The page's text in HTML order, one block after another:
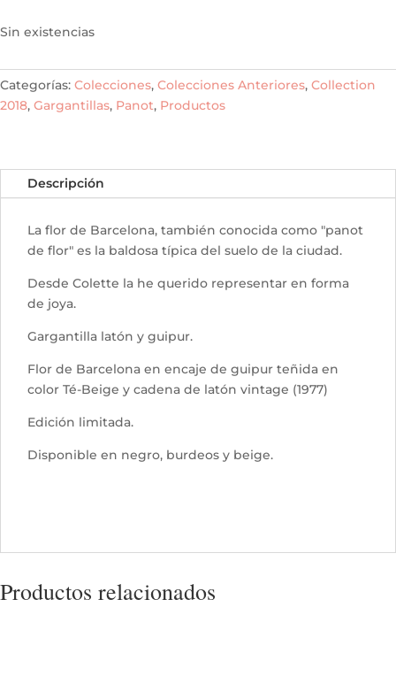
Sin existencias
Categorías: Colecciones, Colecciones Anteriores, Collection
2018, Gargantillas, Panot, Productos
Descripción
La flor de Barcelona, también conocida como "panot
de flor" es la baldosa típica del suelo de la ciudad.
Desde Colette la he querido representar en forma
de joya.
Gargantilla latón y guipur.
Flor de Barcelona en encaje de guipur teñida en
color Té-Beige y cadena de latón vintage (1977)
Edición limitada.
Disponible en negro, burdeos y beige.
Productos relacionados